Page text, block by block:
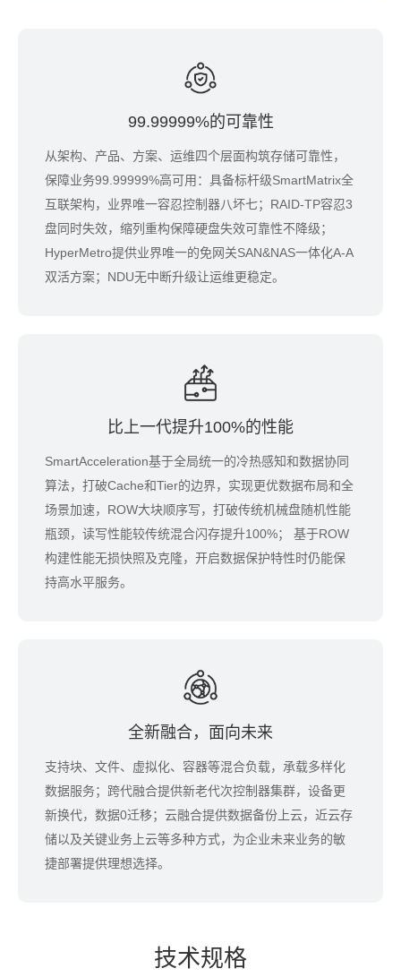
99.99999%的可靠性
从架构、产品、方案、运维四个层面构筑存储可靠性，
保障业务99.99999%高可用：具备标杆级SmartMatrix全
互联架构，业界唯一容忍控制器八坏七；RAID-TP容忍3
盘同时失效，缩列重构保障硬盘失效可靠性不降级；
HyperMetro提供业界唯一的免网关SAN&NAS一体化A-A
双活方案；NDU无中断升级让运维更稳定。
比上一代提升100%的性能
SmartAcceleration基于全局统一的冷热感知和数据协同
算法，打破Cache和Tier的边界，实现更优数据布局和全
场景加速，ROW大块顺序写，打破传统机械盘随机性能
瓶颈，读写性能较传统混合闪存提升100%； 基于ROW
构建性能无损快照及克隆，开启数据保护特性时仍能保
持高水平服务。
全新融合，面向未来
支持块、文件、虚拟化、容器等混合负载，承载多样化
数据服务；跨代融合提供新老代次控制器集群，设备更
新换代，数据0迁移；云融合提供数据备份上云，近云存
储以及关键业务上云等多种方式，为企业未来业务的敏
捷部署提供理想选择。
技术规格